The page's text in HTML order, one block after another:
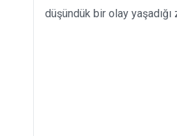
düşündük bir olay